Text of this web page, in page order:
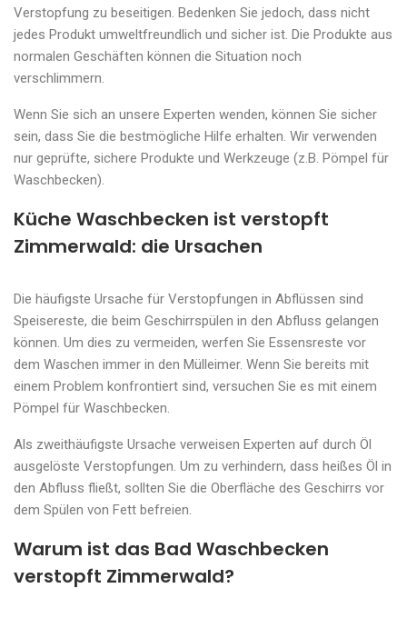
Verstopfung zu beseitigen. Bedenken Sie jedoch, dass nicht
jedes Produkt umweltfreundlich und sicher ist. Die Produkte aus
normalen Geschäften können die Situation noch
verschlimmern.
Wenn Sie sich an unsere Experten wenden, können Sie sicher
sein, dass Sie die bestmögliche Hilfe erhalten. Wir verwenden
nur geprüfte, sichere Produkte und Werkzeuge (z.B. Pömpel für
Waschbecken).
Küche Waschbecken ist verstopft
Zimmerwald: die Ursachen
Die häufigste Ursache für Verstopfungen in Abflüssen sind
Speisereste, die beim Geschirrspülen in den Abfluss gelangen
können. Um dies zu vermeiden, werfen Sie Essensreste vor
dem Waschen immer in den Mülleimer. Wenn Sie bereits mit
einem Problem konfrontiert sind, versuchen Sie es mit einem
Pömpel für Waschbecken.
Als zweithäufigste Ursache verweisen Experten auf durch Öl
ausgelöste Verstopfungen. Um zu verhindern, dass heißes Öl in
den Abfluss fließt, sollten Sie die Oberfläche des Geschirrs vor
dem Spülen von Fett befreien.
Warum ist das Bad Waschbecken
verstopft Zimmerwald?